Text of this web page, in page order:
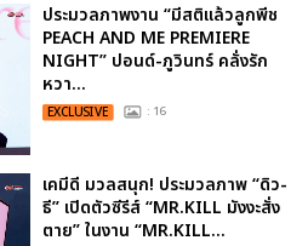
ประมวลภาพงาน “มีสติแล้วลูกพีช
PEACH AND ME PREMIERE
NIGHT” ปอนด์-ภูวินทร์ คลั่งรัก
หวา...
EXCLUSIVE : 16
เคมีดี มวลสนุก! ประมวลภาพ “ดิว-
ธี” เปิดตัวซีรีส์ “MR.KILL มังงะสั่ง
ตาย” ในงาน “MR.KILL...